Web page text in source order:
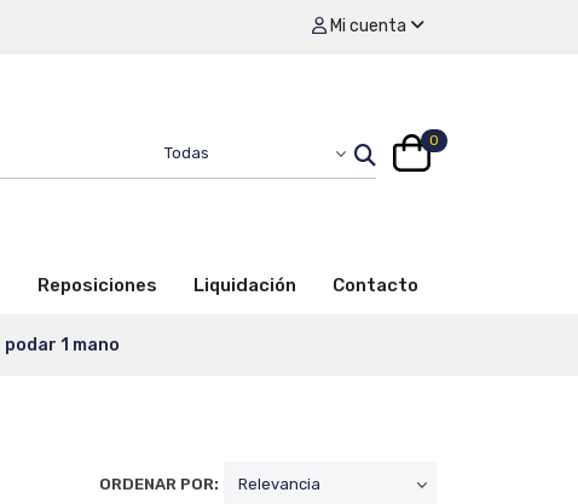
Mi cuenta
0
Reposiciones Liquidación Contacto
1 mano
ORDENAR POR: